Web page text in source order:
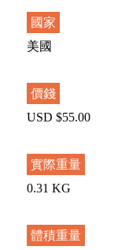
國家
美國
價錢
USD $55.00
實際重量
0.31 KG
體積重量